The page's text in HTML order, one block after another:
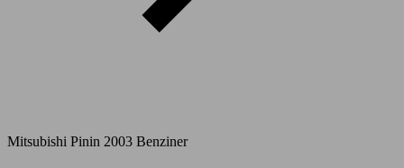
Mitsubishi Pinin 2003 Benziner